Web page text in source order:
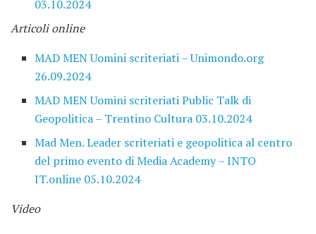
03.10.2024
Articoli online
MAD MEN Uomini scriteriati – Unimondo.org
26.09.2024
MAD MEN Uomini scriteriati Public Talk di
Geopolitica – Trentino Cultura 03.10.2024
Mad Men. Leader scriteriati e geopolitica al centro
del primo evento di Media Academy – INTO
IT.online 05.10.2024
Video